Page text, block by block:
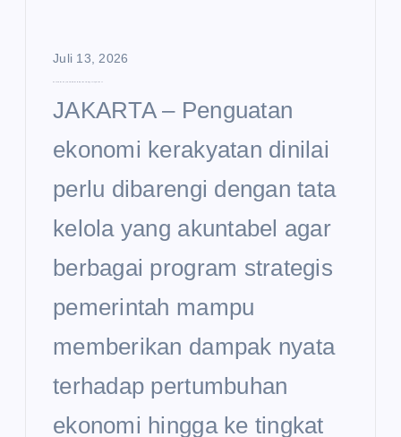
Juli 13, 2026
JAKARTA – Penguatan
ekonomi kerakyatan dinilai
perlu dibarengi dengan tata
kelola yang akuntabel agar
berbagai program strategis
pemerintah mampu
memberikan dampak nyata
terhadap pertumbuhan
ekonomi hingga ke tingkat